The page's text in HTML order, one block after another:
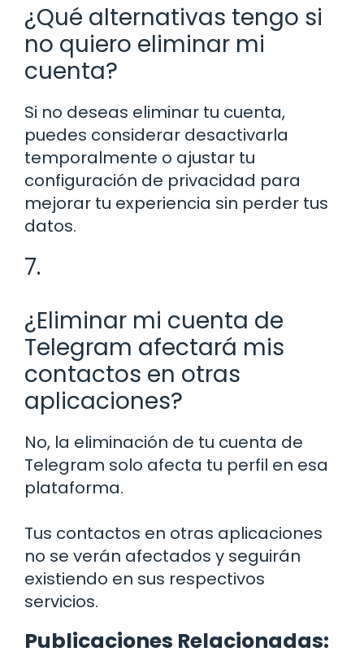
¿Qué alternativas tengo si
no quiero eliminar mi
cuenta?
Si no deseas eliminar tu cuenta,
puedes considerar desactivarla
temporalmente o ajustar tu
configuración de privacidad para
mejorar tu experiencia sin perder tus
datos.
7.
¿Eliminar mi cuenta de
Telegram afectará mis
contactos en otras
aplicaciones?
No, la eliminación de tu cuenta de
Telegram solo afecta tu perfil en esa
plataforma.
Tus contactos en otras aplicaciones
no se verán afectados y seguirán
existiendo en sus respectivos
servicios.
Publicaciones Relacionadas: